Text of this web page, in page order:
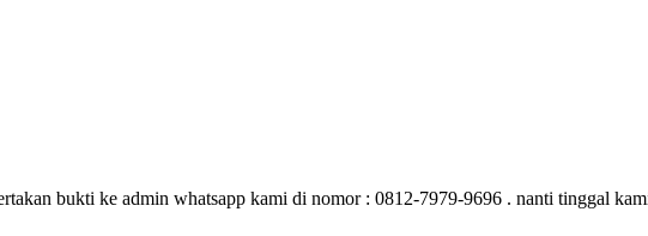
bukti ke admin whatsapp kami di nomor : 0812-7979-9696 . nanti tinggal